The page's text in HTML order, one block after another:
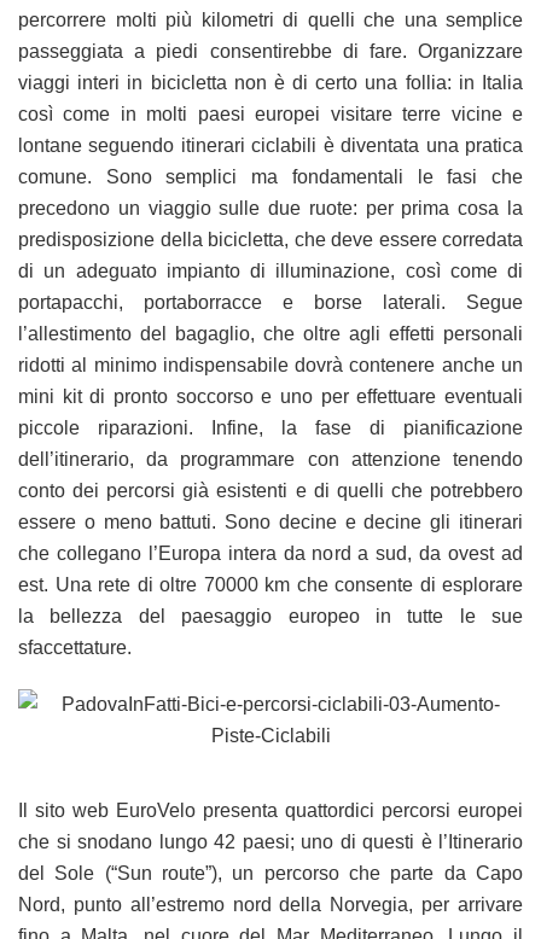
percorrere molti più kilometri di quelli che una semplice
passeggiata a piedi consentirebbe di fare. Organizzare
viaggi interi in bicicletta non è di certo una follia: in Italia
così come in molti paesi europei visitare terre vicine e
lontane seguendo itinerari ciclabili è diventata una pratica
comune. Sono semplici ma fondamentali le fasi che
precedono un viaggio sulle due ruote: per prima cosa la
predisposizione della bicicletta, che deve essere corredata
di un adeguato impianto di illuminazione, così come di
portapacchi, portaborracce e borse laterali. Segue
l’allestimento del bagaglio, che oltre agli effetti personali
ridotti al minimo indispensabile dovrà contenere anche un
mini kit di pronto soccorso e uno per effettuare eventuali
piccole riparazioni. Infine, la fase di pianificazione
dell’itinerario, da programmare con attenzione tenendo
conto dei percorsi già esistenti e di quelli che potrebbero
essere o meno battuti. Sono decine e decine gli itinerari
che collegano l’Europa intera da nord a sud, da ovest ad
est. Una rete di oltre 70000 km che consente di esplorare
la bellezza del paesaggio europeo in tutte le sue
sfaccettature.
Il sito web EuroVelo presenta quattordici percorsi europei
che si snodano lungo 42 paesi; uno di questi è l’Itinerario
del Sole (“Sun route”), un percorso che parte da Capo
Nord, punto all’estremo nord della Norvegia, per arrivare